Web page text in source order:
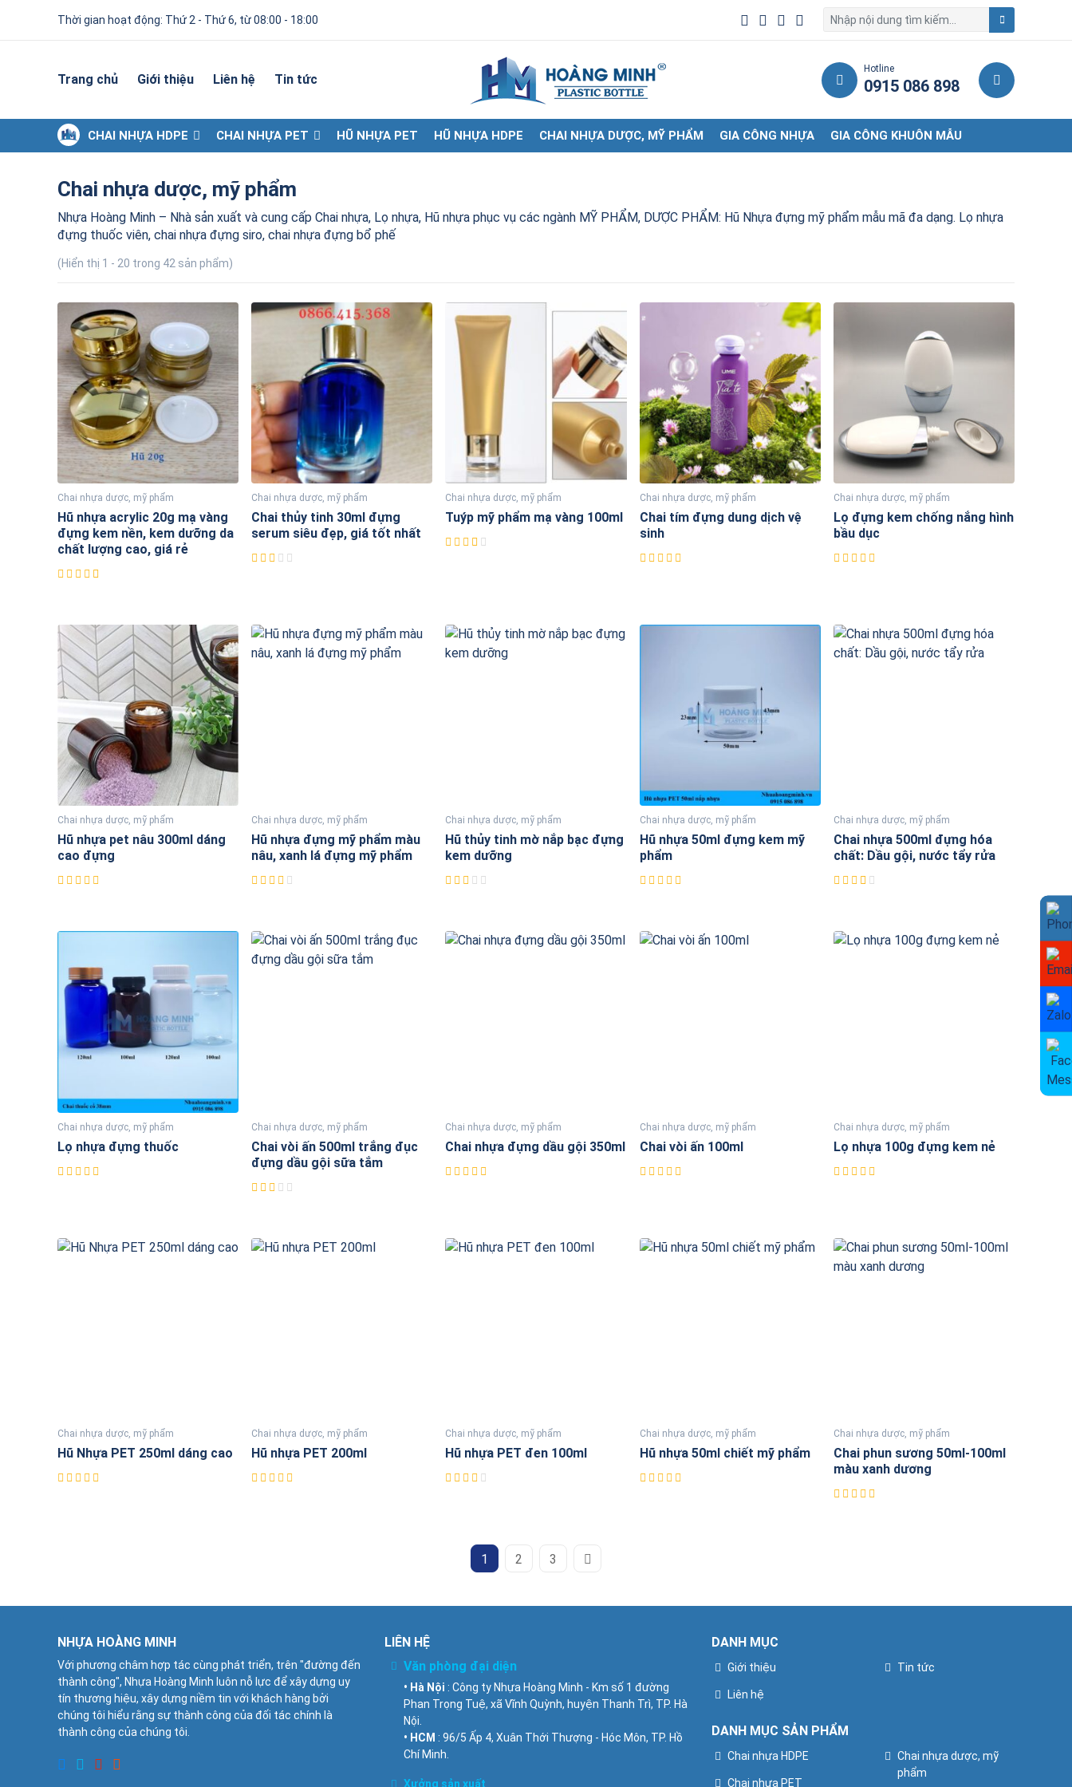
Thời gian hoạt động: Thứ 2 - Thứ 6, từ 08:00 - 18:00
Trang chủ Giới thiệu Liên hệ Tin tức
Hotline
0915 086 898
CHAI NHỰA HDPE CHAI NHỰA PET HŨ NHỰA PET HŨ NHỰA HDPE CHAI NHỰA DƯỢC, MỸ PHẨM GIA CÔNG NHỰA GIA CÔNG KHUÔN MẪU
Chai nhựa dược, mỹ phẩm
Nhựa Hoàng Minh – Nhà sản xuất và cung cấp Chai nhựa, Lọ nhựa, Hũ nhựa phục vụ các ngành MỸ PHẨM, DƯỢC PHẨM: Hũ Nhựa đựng mỹ phẩm mẫu mã đa dạng. Lọ nhựa
đựng thuốc viên, chai nhựa đựng siro, chai nhựa đựng bổ phế
(Hiển thị 1 - 20 trong 42 sản phẩm)
Chai nhựa dược, mỹ phẩm
Hũ nhựa acrylic 20g mạ vàng
đựng kem nền, kem dưỡng da
chất lượng cao, giá rẻ
Chai nhựa dược, mỹ phẩm
Chai thủy tinh 30ml đựng
serum siêu đẹp, giá tốt nhất
Chai nhựa dược, mỹ phẩm
Tuýp mỹ phẩm mạ vàng 100ml
Chai nhựa dược, mỹ phẩm
Chai tím đựng dung dịch vệ
sinh
Chai nhựa dược, mỹ phẩm
Lọ đựng kem chống nắng hình
bầu dục
Chai nhựa dược, mỹ phẩm
Hũ nhựa pet nâu 300ml dáng
cao đựng
Chai nhựa dược, mỹ phẩm
Hũ nhựa đựng mỹ phẩm màu
nâu, xanh lá đựng mỹ phẩm
Chai nhựa dược, mỹ phẩm
Hũ thủy tinh mờ nắp bạc đựng
kem dưỡng
Chai nhựa dược, mỹ phẩm
Hũ nhựa 50ml đựng kem mỹ
phẩm
Chai nhựa dược, mỹ phẩm
Chai nhựa 500ml đựng hóa
chất: Dầu gội, nước tẩy rửa
Chai nhựa dược, mỹ phẩm
Lọ nhựa đựng thuốc
Chai nhựa dược, mỹ phẩm
Chai vòi ấn 500ml trắng đục
đựng dầu gội sữa tắm
Chai nhựa dược, mỹ phẩm
Chai nhựa đựng dầu gội 350ml
Chai nhựa dược, mỹ phẩm
Chai vòi ấn 100ml
Chai nhựa dược, mỹ phẩm
Lọ nhựa 100g đựng kem nẻ
Chai nhựa dược, mỹ phẩm
Hũ Nhựa PET 250ml dáng cao
Chai nhựa dược, mỹ phẩm
Hũ nhựa PET 200ml
Chai nhựa dược, mỹ phẩm
Hũ nhựa PET đen 100ml
Chai nhựa dược, mỹ phẩm
Hũ nhựa 50ml chiết mỹ phẩm
Chai nhựa dược, mỹ phẩm
Chai phun sương 50ml-100ml
màu xanh dương
1 2 3
NHỰA HOÀNG MINH
Với phương châm hợp tác cùng phát triển, trên "đường đến
thành công", Nhựa Hoàng Minh luôn nỗ lực để xây dựng uy
tín thương hiệu, xây dựng niềm tin với khách hàng bởi
chúng tôi hiểu rằng sự thành công của đối tác chính là
thành công của chúng tôi.
LIÊN HỆ
Văn phòng đại diện
• Hà Nội : Công ty Nhựa Hoàng Minh - Km số 1 đường
Phan Trọng Tuệ, xã Vĩnh Quỳnh, huyện Thanh Trì, TP. Hà
Nội.
• HCM : 96/5 Ấp 4, Xuân Thới Thượng - Hóc Môn, TP. Hồ
Chí Minh.
Xưởng sản xuất
DANH MỤC
Giới thiệu
Liên hệ
Tin tức
DANH MỤC SẢN PHẨM
Chai nhựa HDPE
Chai nhựa PET
Chai nhựa dược, mỹ
phẩm